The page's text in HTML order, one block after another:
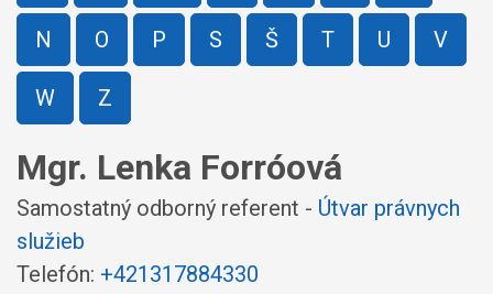
N O P S Š T U V
W Z
Mgr. Lenka Forróová
Samostatný odborný referent - Útvar právnych
služieb
Telefón: +421317884330